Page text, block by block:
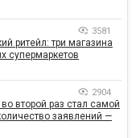
3581
ритейл: три магазина
супермаркетов
2904
второй раз стал самой
заявлений —